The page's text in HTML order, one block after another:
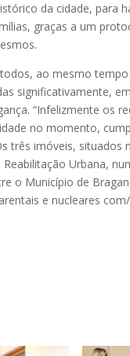
da cidade, para
graças a um
ao mesmo
significativamente,
“Infelizmente os
no momento,
três imóveis, situados
Urbana,
o Município de
e nucleares